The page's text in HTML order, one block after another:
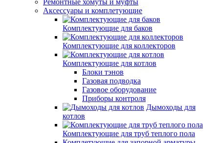
Ремонтные хомуты и муфты
Аксессуары и комплетующие
Комплектующие для баков
Комплектующие для коллекторов
Комплектующие для котлов
Блоки тэнов
Газовая подводка
Газовое оборудование
Приборы контроля
Дымоходы для
котлов
Комплектующие для труб теплого пола